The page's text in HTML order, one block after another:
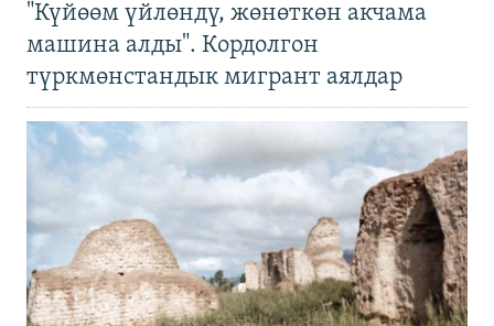
"Күйөөм үйлөндү, жөнөткөн акчама
машина алды". Кордолгон
түркмөнстандык мигрант аялдар